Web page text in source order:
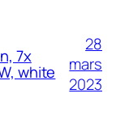
7x
white
28
mars
2023